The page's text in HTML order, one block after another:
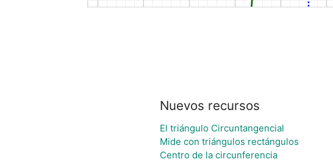
Nuevos recursos
El triángulo Circuntangencial
Mide con triángulos rectángulos
Centro de la circunferencia